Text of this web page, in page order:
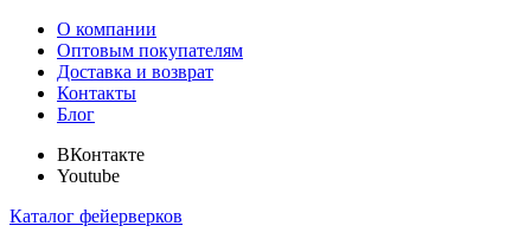
О компании
Оптовым покупателям
Доставка и возврат
Контакты
Блог
ВКонтакте
Youtube
Каталог фейерверков